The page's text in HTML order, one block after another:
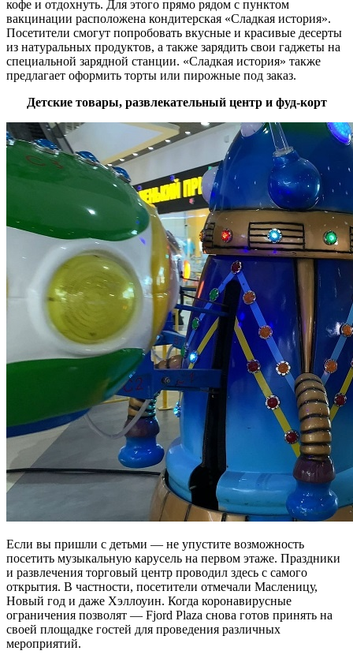
кофе и отдохнуть. Для этого прямо рядом с пунктом
вакцинации расположена кондитерская «Сладкая история».
Посетители смогут попробовать вкусные и красивые десерты
из натуральных продуктов, а также зарядить свои гаджеты на
специальной зарядной станции. «Сладкая история» также
предлагает оформить торты или пирожные под заказ.
Детские товары, развлекательный центр и фуд-корт
Если вы пришли с детьми — не упустите возможность
посетить музыкальную карусель на первом этаже. Праздники
и развлечения торговый центр проводил здесь с самого
открытия. В частности, посетители отмечали Масленицу,
Новый год и даже Хэллоуин. Когда коронавирусные
ограничения позволят — Fjord Plaza снова готов принять на
своей площадке гостей для проведения различных
мероприятий.